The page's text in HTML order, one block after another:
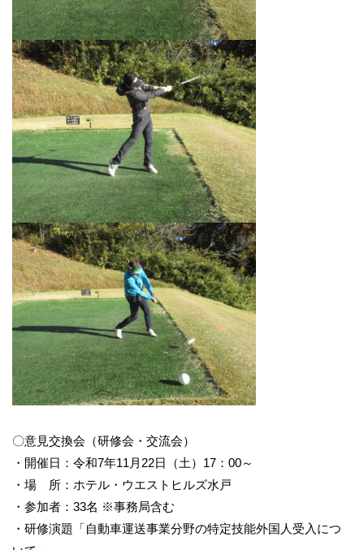
〇意見交換会（研修会・交流会）
・開催日：令和7年11月22日（土）17：00～
・場 所：ホテル・ウエストヒルズ水戸
・参加者：33名 ※事務局含む
・研修演題「自動車運送事業分野の特定技能外国人受入につ